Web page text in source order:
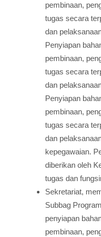
pembinaan,
tugas secara
dan
Penyiapan
pembinaan,
tugas secara
dan
Penyiapan
pembinaan,
tugas secara
dan
kepegawaian.
diberikan oleh
tugas dan
Sekretariat,
Subbag
penyiapan
pembinaan,